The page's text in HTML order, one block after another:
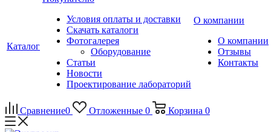
Каталог
Условия оплаты и доставки
Скачать каталоги
Фотогалерея
Оборудование
Статьи
Новости
Проектирование лабораторий
О компании
О компании
Отзывы
Контакты
Сравнение0 Отложенные 0 Корзина 0